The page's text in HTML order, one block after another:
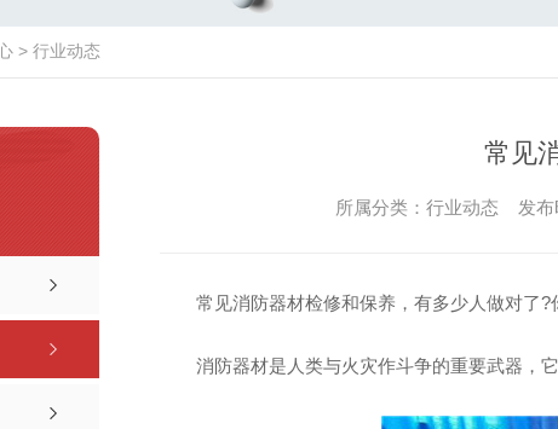
> 行业动态
常见
所属分类：行业动态 发
常见消防器材检修和保养，有多少人做对了
消防器材是人类与火灾作斗争的重要武器，